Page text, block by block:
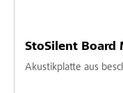
StoSilent Board
Akustikplatte aus